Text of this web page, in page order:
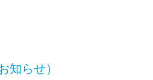
知らせ）